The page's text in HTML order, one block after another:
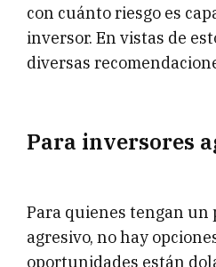
con cuánto riesgo es
inversor. En vistas de
diversas
Para inversores
Para quienes tengan un
agresivo, no hay
oportunidades están